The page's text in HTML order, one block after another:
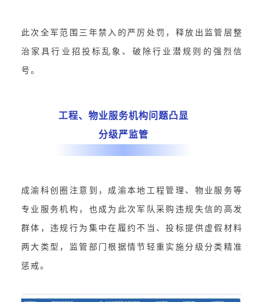
此次全军范围三年禁入的严厉处罚，释放出监管层整
治家具行业招投标乱象、破除行业潜规则的强烈信
号。
工程、物业服务机构问题凸显
分级严监管
成渝科创圈注意到，成渝本地工程管理、物业服务等
专业服务机构，也成为此次军队采购违规失信的高发
群体，违规行为集中在履约不当、投标提供虚假材料
两大类型，监管部门根据情节轻重实施分级分类精准
惩戒。